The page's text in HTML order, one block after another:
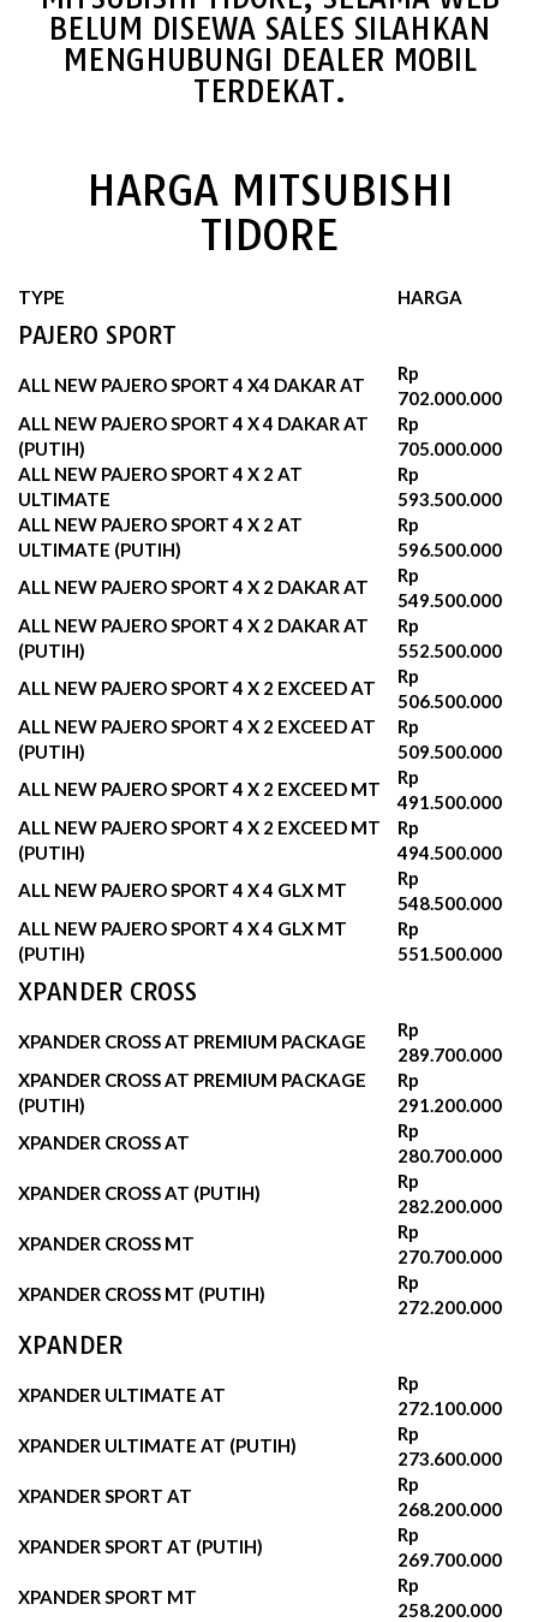
BELUM DISEWA SALES SILAHKAN
MENGHUBUNGI DEALER MOBIL
TERDEKAT.
HARGA MITSUBISHI
TIDORE
TYPE HARGA
PAJERO SPORT
ALL NEW PAJERO SPORT 4 X4 DAKAR AT
Rp
702.000.000
ALL NEW PAJERO SPORT 4 X 4 DAKAR AT
(PUTIH)
Rp
705.000.000
ALL NEW PAJERO SPORT 4 X 2 AT
ULTIMATE
Rp
593.500.000
ALL NEW PAJERO SPORT 4 X 2 AT
ULTIMATE (PUTIH)
Rp
596.500.000‬
ALL NEW PAJERO SPORT 4 X 2 DAKAR AT
Rp
549.500.000
ALL NEW PAJERO SPORT 4 X 2 DAKAR AT
(PUTIH)
Rp
552.500.000‬
ALL NEW PAJERO SPORT 4 X 2 EXCEED AT
Rp
506.500.000
ALL NEW PAJERO SPORT 4 X 2 EXCEED AT
(PUTIH)
Rp
509.500.000‬
ALL NEW PAJERO SPORT 4 X 2 EXCEED MT
Rp
491.500.000
ALL NEW PAJERO SPORT 4 X 2 EXCEED MT
(PUTIH)
Rp
494.500.000‬
ALL NEW PAJERO SPORT 4 X 4 GLX MT
Rp
548.500.000
ALL NEW PAJERO SPORT 4 X 4 GLX MT
(PUTIH)
Rp
551.500.000‬
XPANDER CROSS
XPANDER CROSS AT PREMIUM PACKAGE
Rp
289.700.000‬
XPANDER CROSS AT PREMIUM PACKAGE
(PUTIH)
Rp
291.200.000‬
XPANDER CROSS AT
Rp
280.700.000‬
XPANDER CROSS AT (PUTIH)
Rp
282.200.000‬
XPANDER CROSS MT
Rp
270.700.000‬
XPANDER CROSS MT (PUTIH)
Rp
272.200.000‬
XPANDER
XPANDER ULTIMATE AT
Rp
272.100.000
XPANDER ULTIMATE AT (PUTIH)
Rp
273.600.000
XPANDER SPORT AT
Rp
268.200.000‬
XPANDER SPORT AT (PUTIH)
Rp
269.700.000‬
XPANDER SPORT MT
Rp
258.200.000‬